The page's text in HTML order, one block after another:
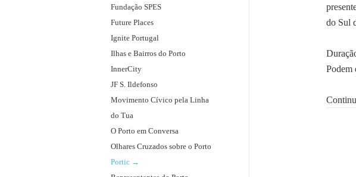
r
t
o
,
s
o
b
r
e
a
r
Fundação SPES
Future Places
Ignite Portugal
Ilhas e Bairros do Porto
InnerCity
JF S. Ildefonso
Movimento Cívico pela Linha
do Tua
O Porto em Conversa
Olhares Cruzados sobre o Porto
Portic
do Sul
Podem